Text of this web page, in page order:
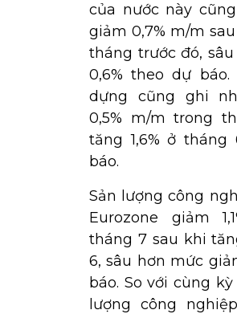
của nước này
giảm 0,7% m/m
tháng trước đó,
0,6% theo dự
dựng cũng ghi
0,5% m/m trong
tăng 1,6% ở
báo.
Sản lượng công
Eurozone giảm
tháng 7 sau khi
6, sâu hơn mức
báo. So với cùng
lượng công